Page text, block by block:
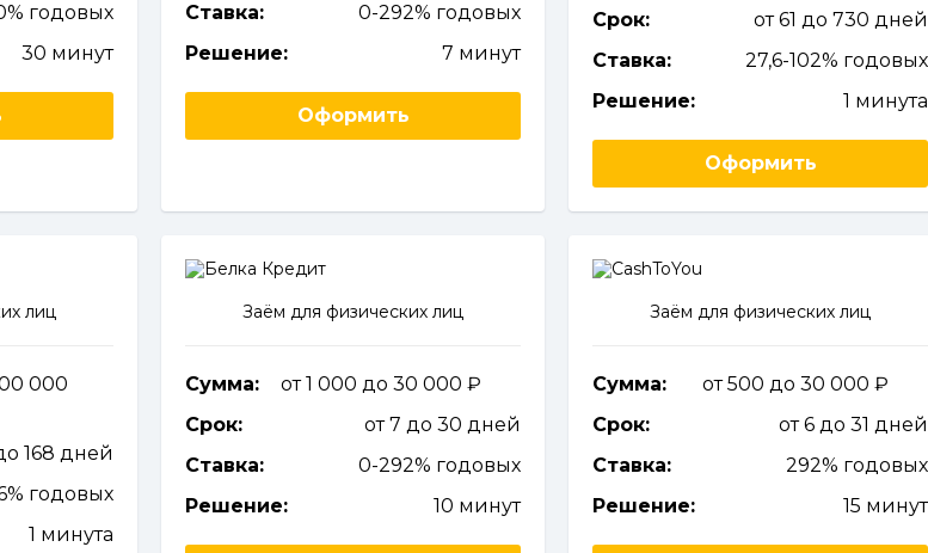
годовых
30 минут
Ставка:
0-292% годовых
Решение:
7 минут
Оформить
Срок:
от 61 до 730 дней
Ставка:
27,6-102% годовых
Решение:
1 минута
Оформить
лиц
000
168 дней
годовых
1 минута
Заём для физических лиц
Сумма:
от 1 000 до 30 000
Срок:
от 7 до 30 дней
Ставка:
0-292% годовых
Решение:
10 минут
Заём для физических лиц
Сумма:
от 500 до 30 000
Срок:
от 6 до 31 дней
Ставка:
292% годовых
Решение:
15 минут